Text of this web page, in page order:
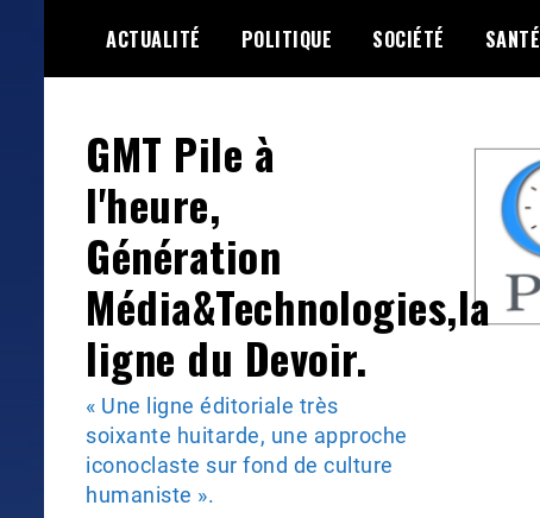
content
ACTUALITÉ POLITIQUE SOCIÉTÉ SANTÉ
GMT Pile à
l'heure,
Génération
Média&Technologies,la
ligne du Devoir.
« Une ligne éditoriale très
soixante huitarde, une approche
iconoclaste sur fond de culture
humaniste ».